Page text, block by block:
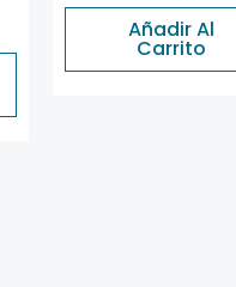
Añadir Al
Carrito